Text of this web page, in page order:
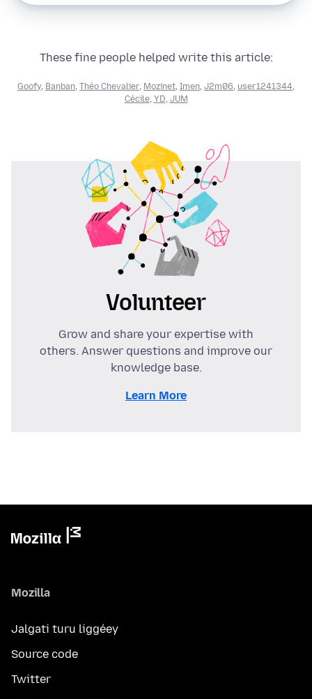
These fine people helped write this article:
Goofy, Banban, Théo Chevalier, Mozinet, Imen, J2m06, user1241344,
Cécile, YD, JUM
Volunteer
Grow and share your expertise with
others. Answer questions and improve our
knowledge base.
Learn More
Mozilla
Jalgati turu liggéey
Source code
Twitter